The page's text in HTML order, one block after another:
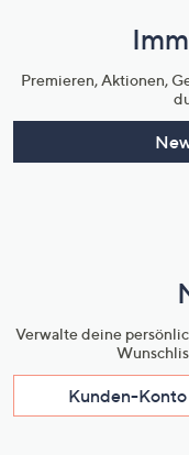
Premieren, Aktionen,
Verwalte deine
Kunden-Konto